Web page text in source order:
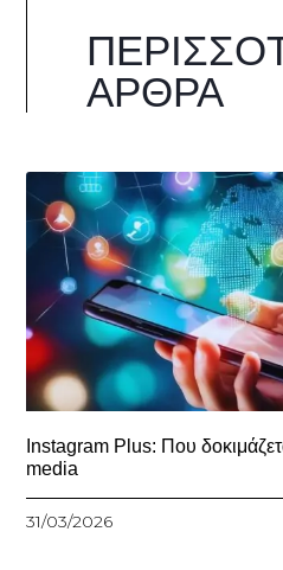
ΆΡΘΡΑ
Instagram Plus: Που
media
31/03/2026